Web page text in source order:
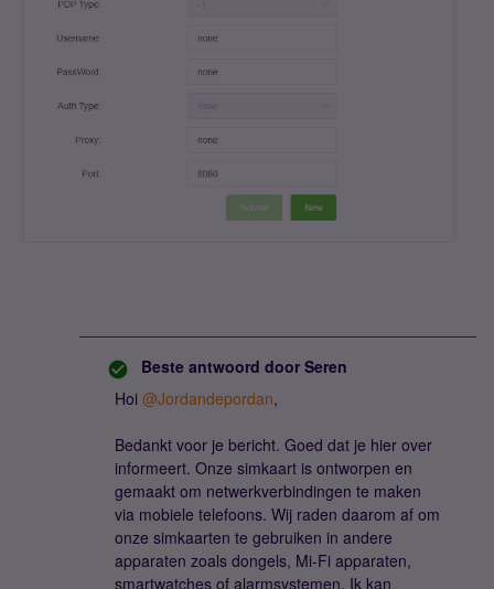
Beste antwoord door Seren
Hoi @Jordandepordan,
Bedankt voor je bericht. Goed dat je hier over
informeert. Onze simkaart is ontworpen en
gemaakt om netwerkverbindingen te maken
via mobiele telefoons. Wij raden daarom af om
onze simkaarten te gebruiken in andere
apparaten zoals dongels, Mi-Fi apparaten,
smartwatches of alarmsystemen. Ik kan